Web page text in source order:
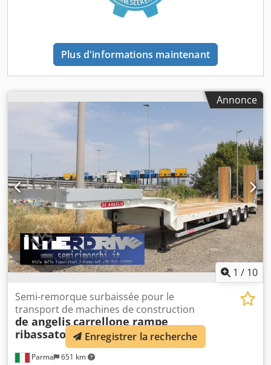
Plus d'informations maintenant
Annonce
1 / 10
Parma 651 km
Semi-remorque surbaissée pour le
transport de machines de construction
de angeliscarrellone rampe
ribassato nuovoEnregistrer la recherche